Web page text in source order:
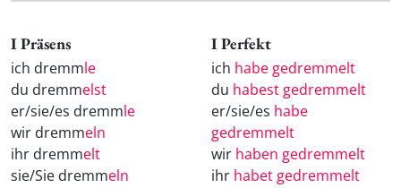
I Präsens
ich dremmle
du dremmelst
er/sie/es dremmle
wir dremmeln
ihr dremmelt
sie/Sie dremmeln
I Perfekt
ich habe gedremmelt
du habest gedremmelt
er/sie/es habe
gedremmelt
wir haben gedremmelt
ihr habet gedremmelt